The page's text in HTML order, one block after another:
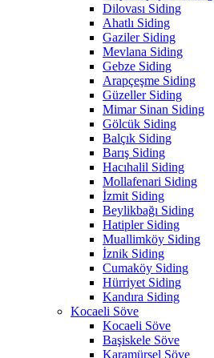
Dilovası Siding
Ahatlı Siding
Gaziler Siding
Mevlana Siding
Gebze Siding
Arapçeşme Siding
Güzeller Siding
Mimar Sinan Siding
Gölcük Siding
Balçık Siding
Barış Siding
Hacıhalil Siding
Mollafenari Siding
İzmit Siding
Beylikbağı Siding
Hatipler Siding
Muallimköy Siding
İznik Siding
Cumaköy Siding
Hürriyet Siding
Kandıra Siding
Kocaeli Söve
Kocaeli Söve
Başiskele Söve
Karamürsel Söve